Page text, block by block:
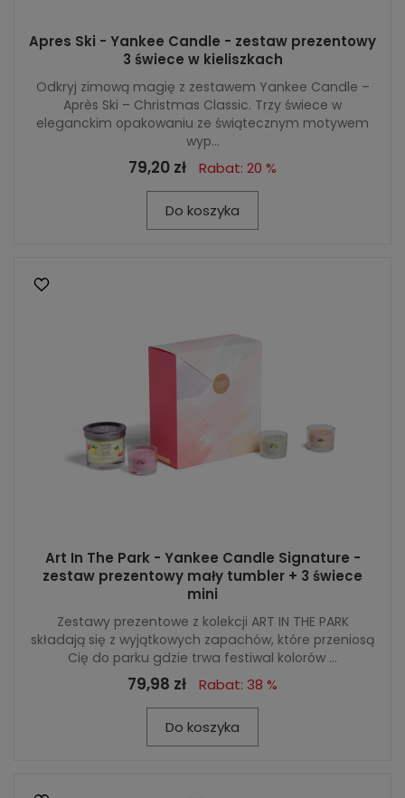
Apres Ski - Yankee Candle - zestaw prezentowy
3 świece w kieliszkach
Odkryj zimową magię z zestawem Yankee Candle –
Après Ski – Christmas Classic. Trzy świece w
eleganckim opakowaniu ze świątecznym motywem
wyp...
79,20 zł Rabat: 20 %
Do koszyka
Art In The Park - Yankee Candle Signature -
zestaw prezentowy mały tumbler + 3 świece
mini
Zestawy prezentowe z kolekcji ART IN THE PARK
składają się z wyjątkowych zapachów, które przeniosą
Cię do parku gdzie trwa festiwal kolorów ...
79,98 zł Rabat: 38 %
Do koszyka